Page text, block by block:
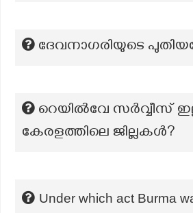
ദേവനാഗരിയുടെ
റെയിൽവേ സർവ്വീസ്
കേരളത്തിലെ ജില്ലകൾ?
Under which act Burma